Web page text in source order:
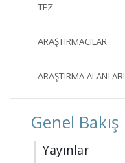
TEZ
ARAŞTIRMACILAR
ARAŞTIRMA ALANLARI
Genel Bakış
Yayınlar